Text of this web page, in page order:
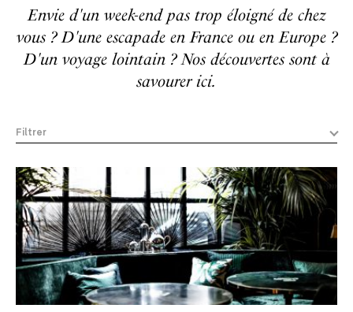
Envie d'un week-end pas trop éloigné de chez
vous ? D'une escapade en France ou en Europe ?
D'un voyage lointain ? Nos découvertes sont à
savourer ici.
Filtrer